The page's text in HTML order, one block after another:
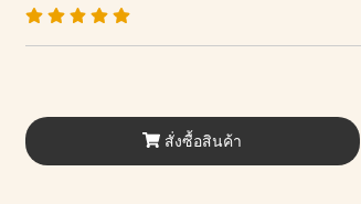
สั่งซื้อสินค้า